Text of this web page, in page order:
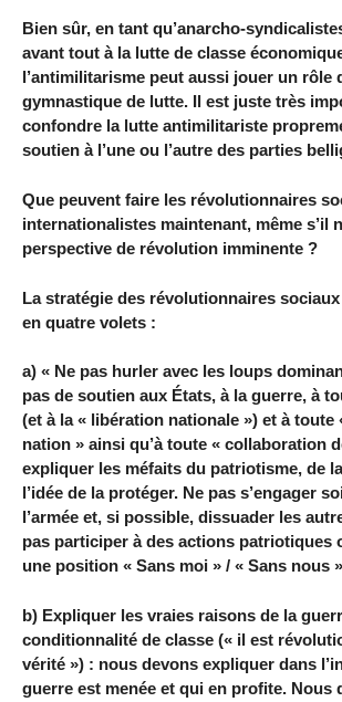
Bien sûr, en tant qu’anarcho-
avant tout à la lutte de classe
l’antimilitarisme peut aussi jouer un rôle
gymnastique de lutte. Il est juste très
confondre la lutte antimilitariste
soutien à l’une ou l’autre des parties
Que peuvent faire les révolutionnaires
internationalistes maintenant, même s’il
perspective de révolution imminente ?
La stratégie des révolutionnaires
en quatre volets :
a) « Ne pas hurler avec les loups
pas de soutien aux États, à la guerre, à
(et à la « libération nationale ») et à toute
nation » ainsi qu’à toute « collaboration
expliquer les méfaits du patriotisme, de
l’idée de la protéger. Ne pas s’engager
l’armée et, si possible, dissuader les
pas participer à des actions patriotiques
une position « Sans moi » / « Sans nous
b) Expliquer les vraies raisons de la
conditionnalité de classe (« il est
vérité ») : nous devons expliquer dans
guerre est menée et qui en profite. Nous